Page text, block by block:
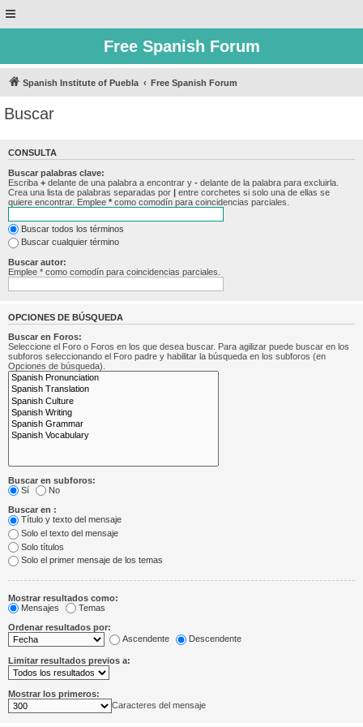
Free Spanish Forum
Spanish Institute of Puebla Free Spanish Forum
Buscar
CONSULTA
Buscar palabras clave:
Escriba + delante de una palabra a encontrar y - delante de la palabra para excluirla.
Crea una lista de palabras separadas por | entre corchetes si solo una de ellas se
quiere encontrar. Emplee * como comodín para coincidencias parciales.
Buscar todos los términos
Buscar cualquier término
Buscar autor:
Emplee * como comodín para coincidencias parciales.
OPCIONES DE BÚSQUEDA
Buscar en Foros:
Seleccione el Foro o Foros en los que desea buscar. Para agilizar puede buscar en los
subforos seleccionando el Foro padre y habilitar la búsqueda en los subforos (en
Opciones de búsqueda).
Buscar en subforos:
Sí
No
Buscar en :
Título y texto del mensaje
Solo el texto del mensaje
Solo títulos
Solo el primer mensaje de los temas
Mostrar resultados como:
Mensajes
Temas
Ordenar resultados por:
Ascendente
Descendente
Limitar resultados previos a:
Mostrar los primeros:
Caracteres del mensaje